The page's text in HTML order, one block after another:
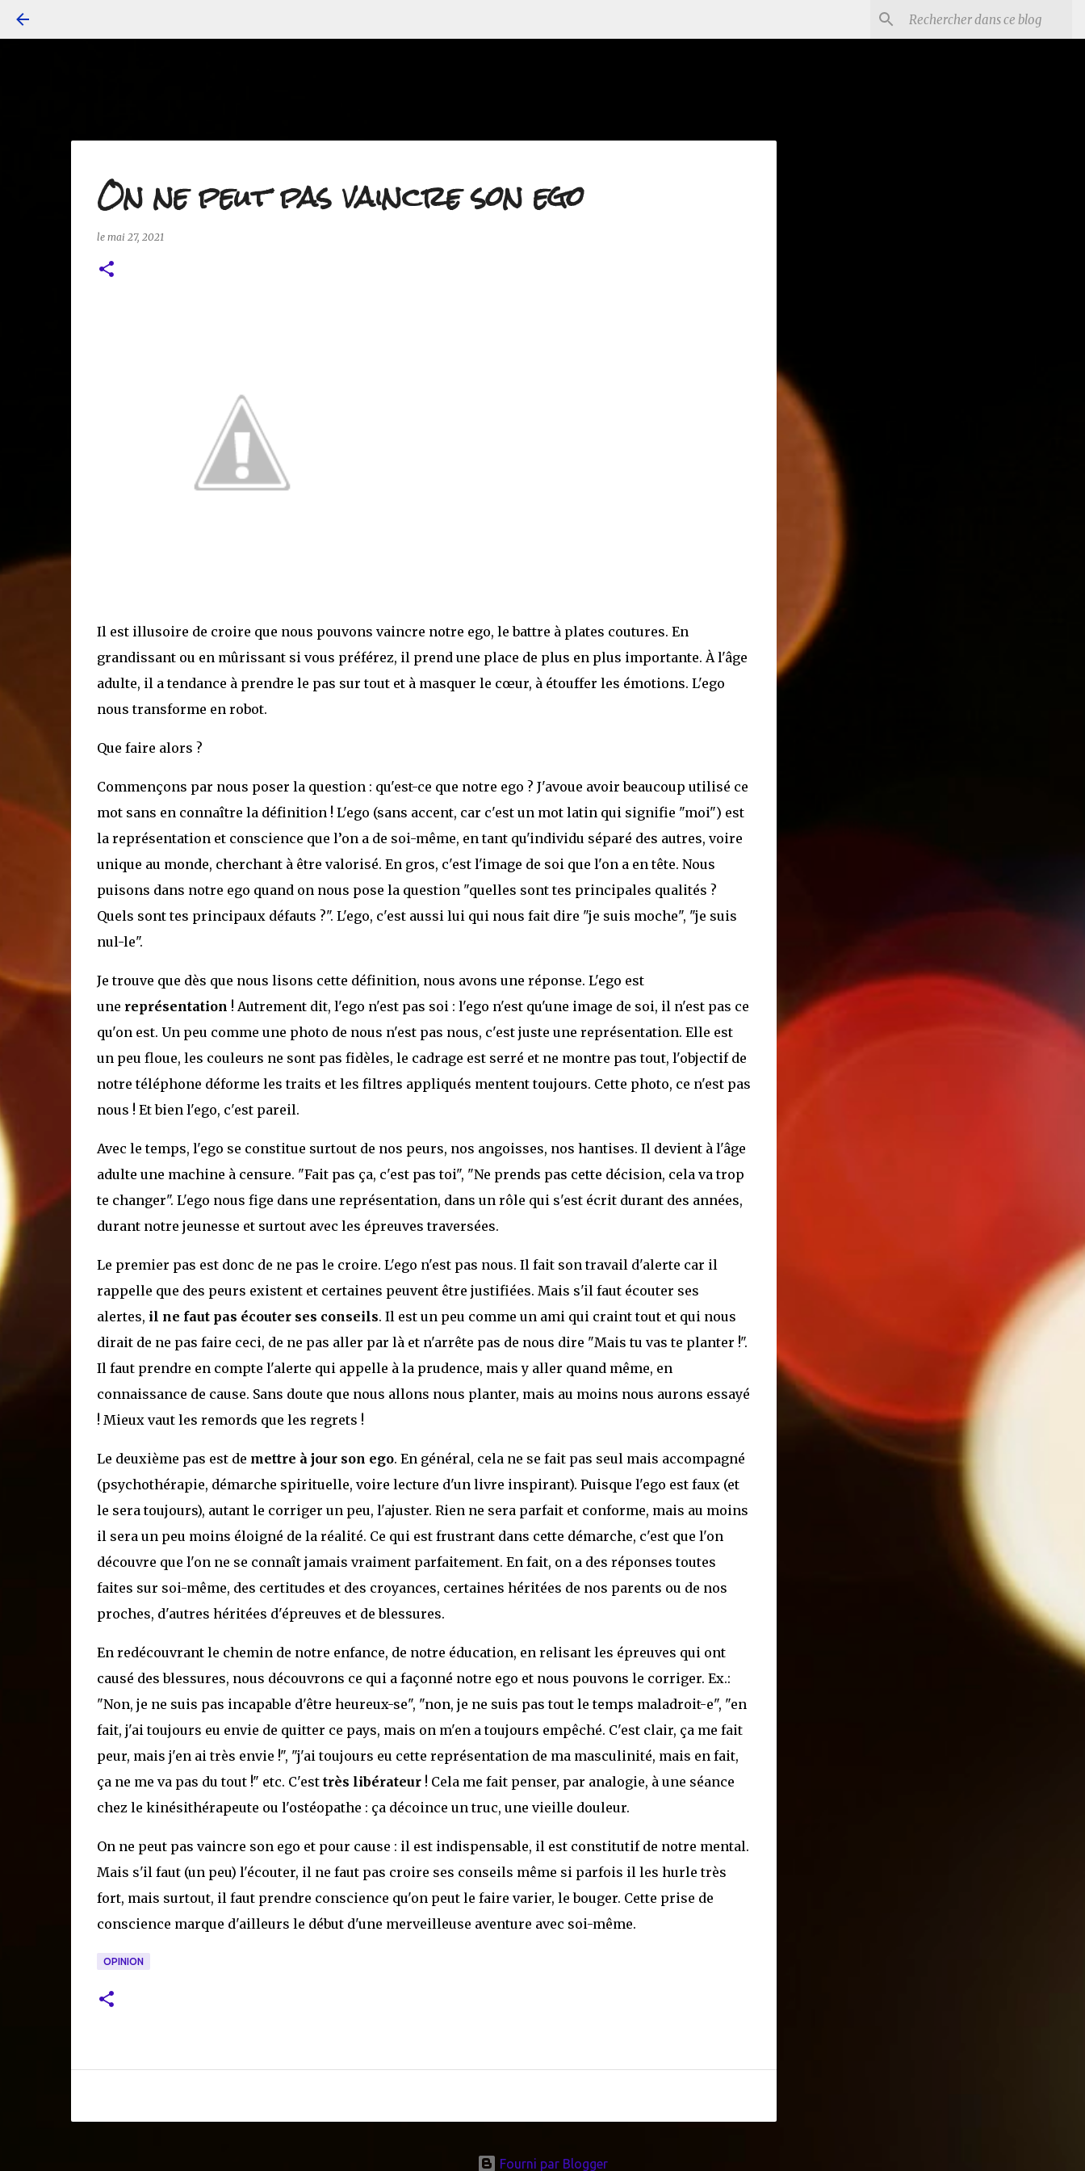
On ne peut pas vaincre son ego
le mai 27, 2021
Il est illusoire de croire que nous pouvons vaincre notre ego, le battre à plates coutures. En
grandissant ou en mûrissant si vous préférez, il prend une place de plus en plus importante. À l'âge
adulte, il a tendance à prendre le pas sur tout et à masquer le cœur, à étouffer les émotions. L'ego
nous transforme en robot.
Que faire alors ?
Commençons par nous poser la question : qu'est-ce que notre ego ? J'avoue avoir beaucoup utilisé ce
mot sans en connaître la définition ! L'ego (sans accent, car c'est un mot latin qui signifie "moi") est
la représentation et conscience que l’on a de soi-même, en tant qu'individu séparé des autres, voire
unique au monde, cherchant à être valorisé. En gros, c'est l'image de soi que l'on a en tête. Nous
puisons dans notre ego quand on nous pose la question "quelles sont tes principales qualités ?
Quels sont tes principaux défauts ?". L'ego, c'est aussi lui qui nous fait dire "je suis moche", "je suis
nul-le".
Je trouve que dès que nous lisons cette définition, nous avons une réponse. L'ego est
une représentation ! Autrement dit, l'ego n'est pas soi : l'ego n'est qu'une image de soi, il n'est pas ce
qu'on est. Un peu comme une photo de nous n'est pas nous, c'est juste une représentation. Elle est
un peu floue, les couleurs ne sont pas fidèles, le cadrage est serré et ne montre pas tout, l'objectif de
notre téléphone déforme les traits et les filtres appliqués mentent toujours. Cette photo, ce n'est pas
nous ! Et bien l'ego, c'est pareil.
Avec le temps, l'ego se constitue surtout de nos peurs, nos angoisses, nos hantises. Il devient à l'âge
adulte une machine à censure. "Fait pas ça, c'est pas toi", "Ne prends pas cette décision, cela va trop
te changer". L'ego nous fige dans une représentation, dans un rôle qui s'est écrit durant des années,
durant notre jeunesse et surtout avec les épreuves traversées.
Le premier pas est donc de ne pas le croire. L'ego n'est pas nous. Il fait son travail d'alerte car il
rappelle que des peurs existent et certaines peuvent être justifiées. Mais s'il faut écouter ses
alertes, il ne faut pas écouter ses conseils. Il est un peu comme un ami qui craint tout et qui nous
dirait de ne pas faire ceci, de ne pas aller par là et n'arrête pas de nous dire "Mais tu vas te planter !".
Il faut prendre en compte l'alerte qui appelle à la prudence, mais y aller quand même, en
connaissance de cause. Sans doute que nous allons nous planter, mais au moins nous aurons essayé
! Mieux vaut les remords que les regrets !
Le deuxième pas est de mettre à jour son ego. En général, cela ne se fait pas seul mais accompagné
(psychothérapie, démarche spirituelle, voire lecture d'un livre inspirant). Puisque l'ego est faux (et
le sera toujours), autant le corriger un peu, l'ajuster. Rien ne sera parfait et conforme, mais au moins
il sera un peu moins éloigné de la réalité. Ce qui est frustrant dans cette démarche, c'est que l'on
découvre que l'on ne se connaît jamais vraiment parfaitement. En fait, on a des réponses toutes
faites sur soi-même, des certitudes et des croyances, certaines héritées de nos parents ou de nos
proches, d'autres héritées d'épreuves et de blessures.
En redécouvrant le chemin de notre enfance, de notre éducation, en relisant les épreuves qui ont
causé des blessures, nous découvrons ce qui a façonné notre ego et nous pouvons le corriger. Ex.:
"Non, je ne suis pas incapable d'être heureux-se", "non, je ne suis pas tout le temps maladroit-e", "en
fait, j'ai toujours eu envie de quitter ce pays, mais on m'en a toujours empêché. C'est clair, ça me fait
peur, mais j'en ai très envie !", "j'ai toujours eu cette représentation de ma masculinité, mais en fait,
ça ne me va pas du tout !" etc. C'est très libérateur! Cela me fait penser, par analogie, à une séance
chez le kinésithérapeute ou l'ostéopathe : ça décoince un truc, une vieille douleur.
On ne peut pas vaincre son ego et pour cause : il est indispensable, il est constitutif de notre mental.
Mais s'il faut (un peu) l'écouter, il ne faut pas croire ses conseils même si parfois il les hurle très
fort, mais surtout, il faut prendre conscience qu'on peut le faire varier, le bouger. Cette prise de
conscience marque d'ailleurs le début d'une merveilleuse aventure avec soi-même.
OPINION
Fourni par Blogger